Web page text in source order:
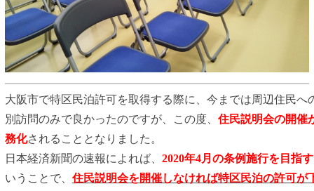
大阪市で特区民泊許可を取得する際に、今までは周辺住民へ
別訪問のみで良かったのですが、この度、 住民説明会の開催
務化されることとなりました。
日本経済新聞の速報によれば、 2020年4月の条例施行を目指す
いうことで、 住民説明会を開催しなければ特区民泊の許可が